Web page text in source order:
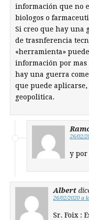
información que no
biologos o
Si creo que hay una
de trasnferencia
«herramienta»
información por mas
hay una guerra
que puede
geopolitica.
26/02/
y por
Albert
26/02/2020 a
Sr. Foix :